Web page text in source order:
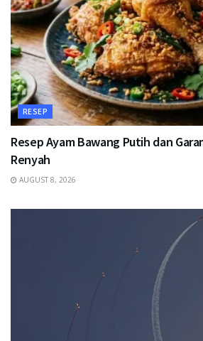
RESEP
Resep Ayam Bawang Putih dan
Renyah
AUGUST 8, 2026